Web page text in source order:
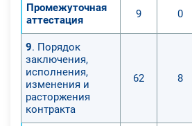
Промежуточная
аттестация
9 0
9. Порядок
заключения,
исполнения,
изменения и
расторжения
контракта
62 8